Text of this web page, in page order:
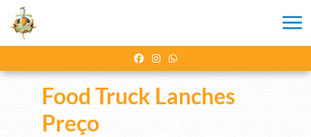
Food Truck Lanches
Preço